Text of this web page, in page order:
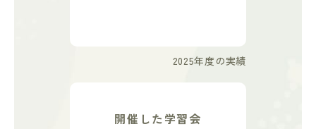
2025年度の実績
開催した学習会